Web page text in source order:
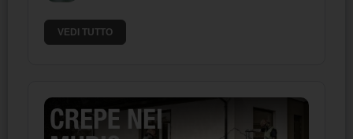
VEDI TUTTO